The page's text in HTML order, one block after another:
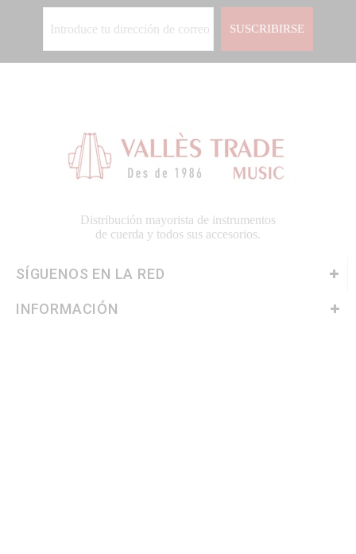
SUSCRIBIRSE
Distribución mayorista de instrumentos
de cuerda y todos sus accesorios.
SÍGUENOS EN LA RED
INFORMACIÓN